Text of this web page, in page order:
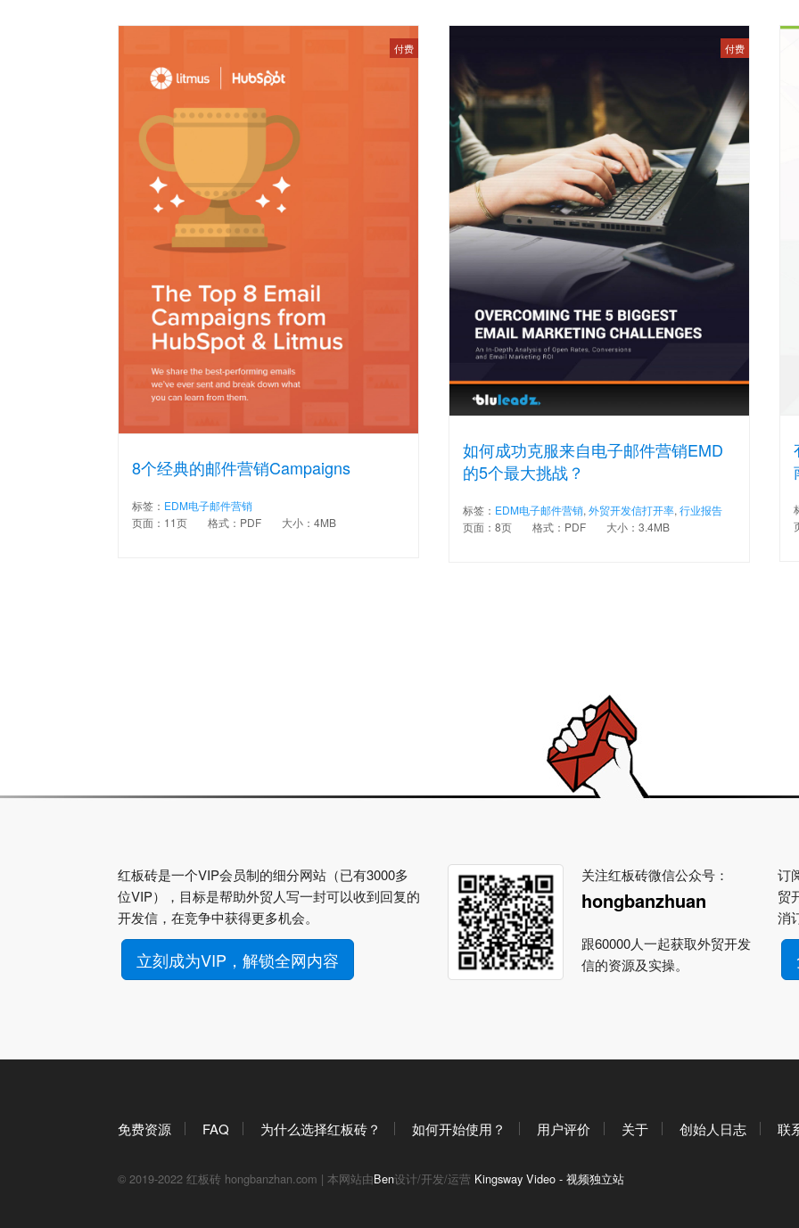
8个经典的邮件营销Campaigns
付费
标签： EDM电子邮件营销
页面：11页
格式：PDF 大小：4MB
如何成功克服来自电子邮件营销EMD
的5个最大挑战？
付费
标签： EDM电子邮件营销, 外贸开发信打开率, 行业报告
页面：8页
格式：PDF 大小：3.4MB
红板砖是一个VIP会员制的细分网站（已有3000多
位VIP），目标是帮助外贸人写一封可以收到回复的
开发信，在竞争中获得更多机会。
立刻成为VIP，解锁全网内容
关注红板砖微信公众号：
hongbanzhuan
跟60000人一起获取外贸开发
信的资源及实操。
订
贸
消
免费资源 FAQ 为什么选择红板砖？ 如何开始使用？ 用户评价 关于 创始人日志 联
© 2019-2022 红板砖 hongbanzhan.com | 本网站由Ben设计/开发/运营 Kingsway Video - 视频独立站